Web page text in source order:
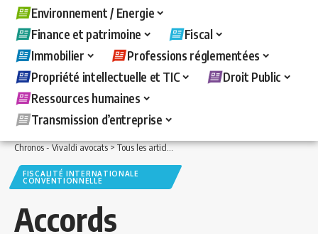
Environnement / Energie
Finance et patrimoine
Fiscal
Immobilier
Professions réglementées
Propriété intellectuelle et TIC
Droit Public
Ressources humaines
Transmission d’entreprise
Chronos - Vivaldi avocats>Tous les articles >Fiscal>Fiscalité internationale
FISCALITÉ INTERNATIONALE
CONVENTIONNELLE
Accords